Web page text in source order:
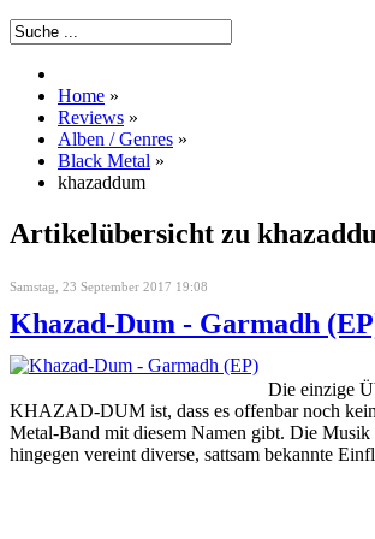
Home »
Reviews »
Alben / Genres »
Black Metal »
khazaddum
Artikelübersicht zu
Samstag, 23 September 2017 19:08
Khazad-Dum - Garmadh
Die einzige
KHAZAD-DUM ist, dass es offenbar noch
Metal-Band mit diesem Namen gibt. Die Musik
hingegen vereint diverse, sattsam bekannte